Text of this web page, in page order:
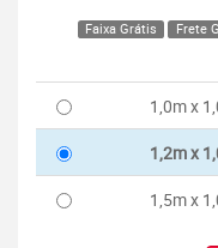
Faixa Grátis Frete
1,0m x
1,2m x
1,5m x